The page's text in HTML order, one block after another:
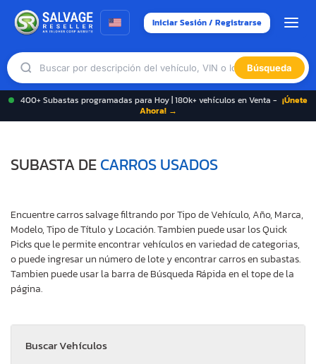
Iniciar Sesión / Registrarse
Búsqueda
400+ Subastas programadas para Hoy | 180k+ vehículos en Venta - ¡Únete
Ahora! →
SUBASTA DECARROS USADOS
Encuentre carros salvage filtrando por Tipo de Vehículo, Año, Marca,
Modelo, Tipo de Título y Locación. Tambien puede usar los Quick
Picks que le permite encontrar vehículos en variedad de categorias,
o puede ingresar un número de lote y encontrar carros en subastas.
Tambien puede usar la barra de Búsqueda Rápida en el tope de la
página.
Buscar Vehículos